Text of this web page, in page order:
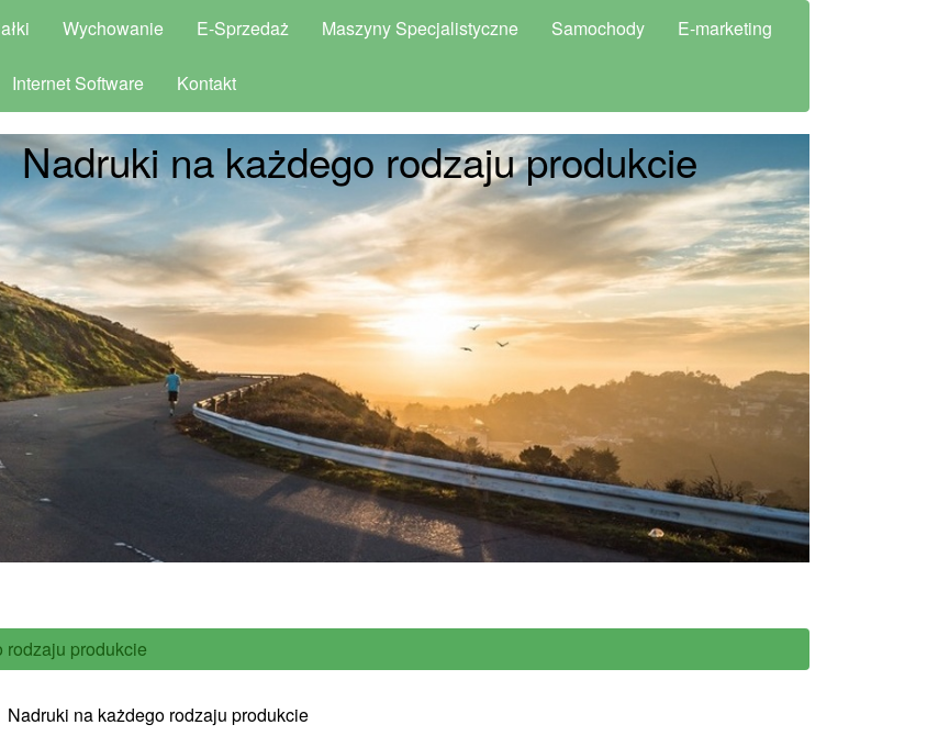
Wychowanie E-Sprzedaż Maszyny Specjalistyczne Samochody E-marketing
Internet Software Kontakt
Nadruki na każdego rodzaju produkcie
rodzaju produkcie
Nadruki na każdego rodzaju produkcie